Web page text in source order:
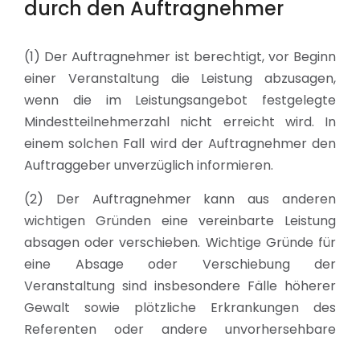
durch den Auftragnehmer
(1) Der Auftragnehmer ist berechtigt, vor Beginn
einer Veranstaltung die Leistung abzusagen,
wenn die im Leistungsangebot festgelegte
Mindestteilnehmerzahl nicht erreicht wird. In
einem solchen Fall wird der Auftragnehmer den
Auftraggeber unverzüglich informieren.
(2) Der Auftragnehmer kann aus anderen
wichtigen Gründen eine vereinbarte Leistung
absagen oder verschieben. Wichtige Gründe für
eine Absage oder Verschiebung der
Veranstaltung sind insbesondere Fälle höherer
Gewalt sowie plötzliche Erkrankungen des
Referenten oder andere unvorhersehbare